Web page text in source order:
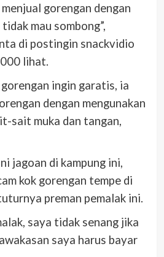
gorengan dengan
mau sombong”,
di postingin snackvidio
lihat.
ingin garatis, ia
dengan mengunakan
sait muka dan tangan,
jagoan di kampung ini,
kok gorengan tempe di
preman pemalak ini.
saya tidak senang jika
saya harus bayar